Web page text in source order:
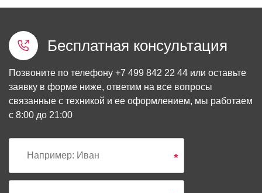
Бесплатная консультация
Позвоните по телефону +7 499 842 22 44 или оставьте
заявку в форме ниже, ответим на все вопросы
связанные с техникой и ее оформлением, мы работаем
с 8:00 до 21:00
*